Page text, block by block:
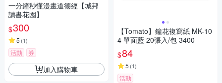
一分鐘秒懂漫畫道德經【城邦
讀書花園】
$300
5 (1)
活動 券
加入購物車
【Tomato】鐘花複寫紙 MK-10
4 單面藍 20張入/包 3400
$84
5 (1)
活動